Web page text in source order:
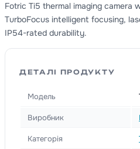
Fotric Ti5 thermal imaging camera
TurboFocus intelligent focusing,
IP54-rated durability.
ДЕТАЛІ ПРОДУКТУ
Модель
Виробник
Категорія